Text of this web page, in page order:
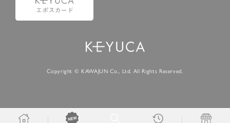
Copyright © KAWAJUN Co., Ltd. All Rights Reserved.